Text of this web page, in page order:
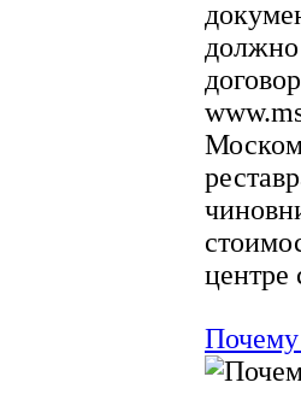
должно
центре
Почему